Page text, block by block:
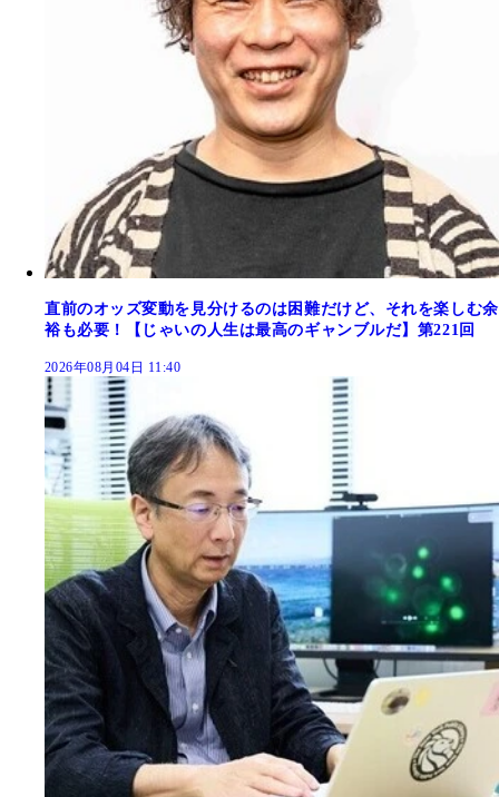
直前のオッズ変動を見分けるのは困難だけど、それを楽しむ余
裕も必要！【じゃいの人生は最高のギャンブルだ】第221回
2026年08月04日 11:40